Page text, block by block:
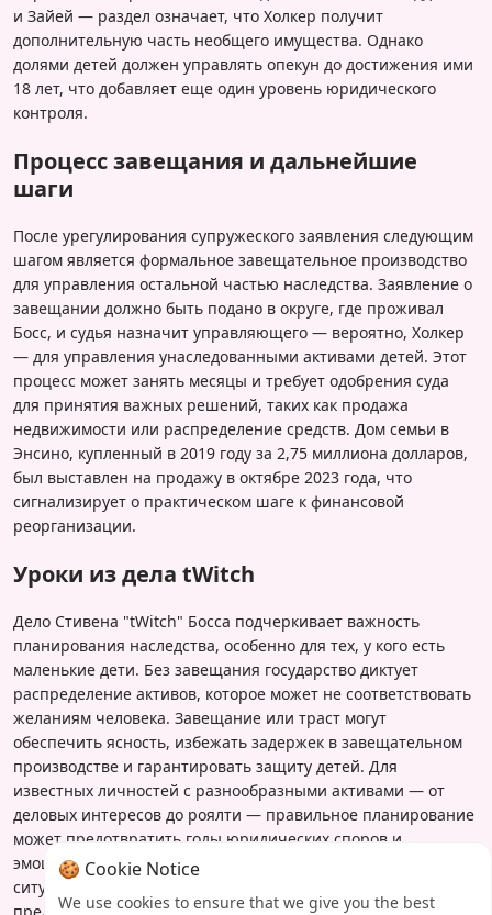
и Зайей — раздел означает, что Холкер получит
дополнительную часть необщего имущества. Однако
долями детей должен управлять опекун до достижения ими
18 лет, что добавляет еще один уровень юридического
контроля.
Процесс завещания и дальнейшие
шаги
После урегулирования супружеского заявления следующим
шагом является формальное завещательное производство
для управления остальной частью наследства. Заявление о
завещании должно быть подано в округе, где проживал
Босс, и судья назначит управляющего — вероятно, Холкер
— для управления унаследованными активами детей. Этот
процесс может занять месяцы и требует одобрения суда
для принятия важных решений, таких как продажа
недвижимости или распределение средств. Дом семьи в
Энсино, купленный в 2019 году за 2,75 миллиона долларов,
был выставлен на продажу в октябре 2023 года, что
сигнализирует о практическом шаге к финансовой
реорганизации.
Уроки из дела tWitch
Дело Стивена "tWitch" Босса подчеркивает важность
планирования наследства, особенно для тех, у кого есть
маленькие дети. Без завещания государство диктует
распределение активов, которое может не соответствовать
желаниям человека. Завещание или траст могут
обеспечить ясность, избежать задержек в завещательном
производстве и гарантировать защиту детей. Для
известных личностей с разнообразными активами — от
деловых интересов до роялти — правильное планирование
может предотвратить годы юридических споров и
эмоционального стресса для оставшихся близких. Эта
ситуация напоминает нам, что планирование наследства
🍪 Cookie Notice
We use cookies to ensure that we give you the best